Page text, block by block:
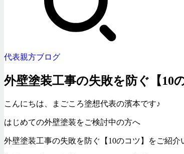
代表親方ブログ
外壁塗装工事の失敗を防ぐ【10
こんにちは、まごころ塗想代表の濱本です♪
はじめての外壁塗装をご検討中の方へ
外壁塗装工事の失敗を防ぐ【10のコツ】をご紹介